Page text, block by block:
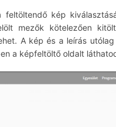
kép
mezők kötelezően
A kép és a leírás
a képfeltöltő oldalt